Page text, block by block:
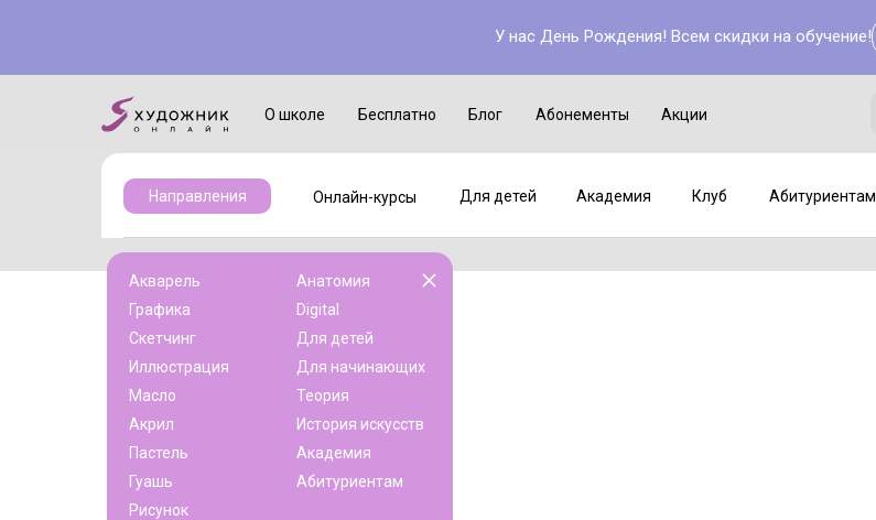
У нас День Рождения! Всем скидки на обучение!
Блог Акции
Абонементы
О школе Бесплатно
Для детей Академия Клуб Абитуриентам
Онлайн-курсы
Направления
Академия Клуб Мастер-классы
Акварель
Графика
Скетчинг
Иллюстрация
Масло
Акрил
Пастель
Гуашь
Рисунок
Анатомия
Digital
Для детей
Для начинающих
Теория
История искусств
Академия
Абитуриентам